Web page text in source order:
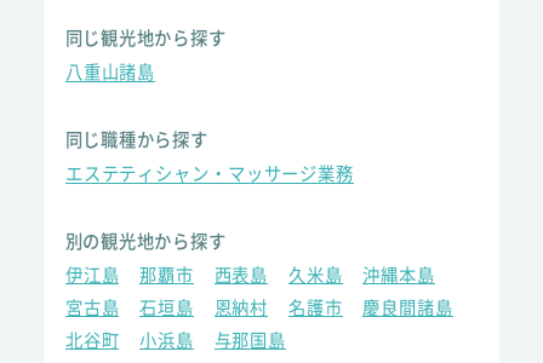
同じ観光地から探す
八重山諸島
同じ職種から探す
エステティシャン・マッサージ業務
別の観光地から探す
伊江島
那覇市 西表島 久米島
沖縄本島
宮古島
石垣島 恩納村 名護市
慶良間諸島
北谷町
小浜島 与那国島